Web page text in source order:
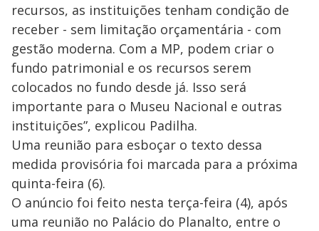
recursos, as instituições tenham condição de
receber - sem limitação orçamentária - com
gestão moderna. Com a MP, podem criar o
fundo patrimonial e os recursos serem
colocados no fundo desde já. Isso será
importante para o Museu Nacional e outras
instituições”, explicou Padilha.
Uma reunião para esboçar o texto dessa
medida provisória foi marcada para a próxima
quinta-feira (6).
O anúncio foi feito nesta terça-feira (4), após
uma reunião no Palácio do Planalto, entre o